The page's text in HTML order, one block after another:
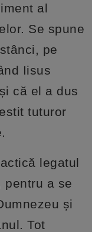
al
Se spune
pe
Iisus
că el a dus
tuturor
legatul
pentru a se
și
Tot